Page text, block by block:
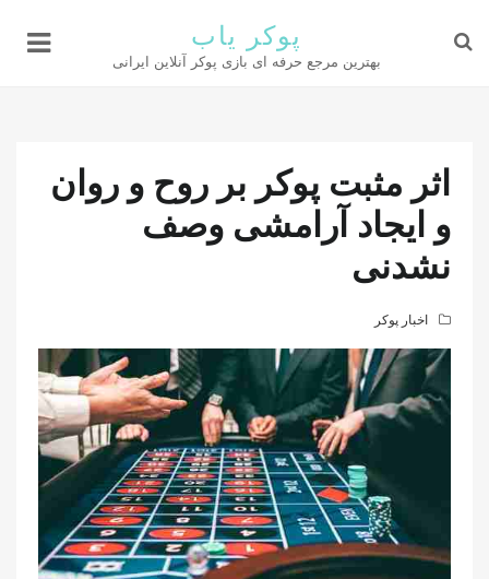
پوکر یاب
بهترین مرجع حرفه ای بازی پوکر آنلاین ایرانی
اثر مثبت پوکر بر روح و روان
و ایجاد آرامشی وصف
نشدنی
اخبار پوکر